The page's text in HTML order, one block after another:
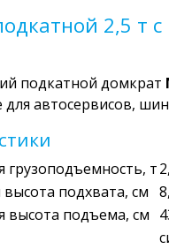
2,5 т
подкатной домкрат
автосервисов,
грузоподъемность, т
подхвата, см
высота подъема, см